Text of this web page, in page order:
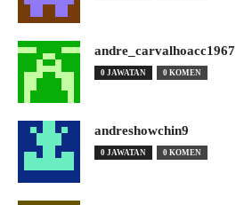
andre_carvalhoacc1967
0 JAWATAN 0 KOMEN
andreshowchin9
0 JAWATAN 0 KOMEN